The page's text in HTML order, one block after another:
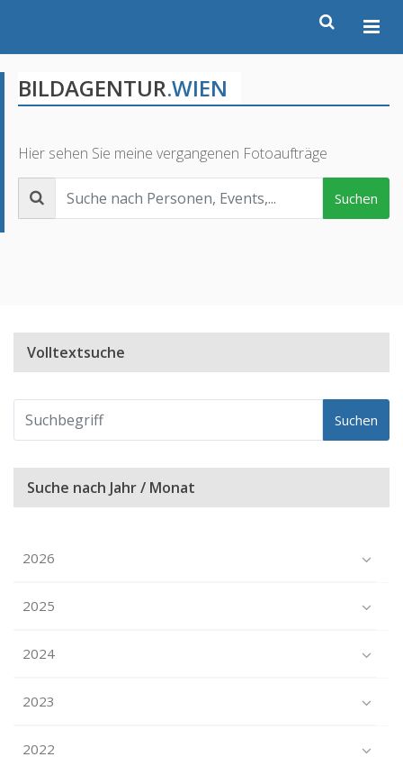
BILDAGENTUR.WIEN
Hier sehen Sie meine vergangenen Fotoaufträge
Suchen
Volltextsuche
Suchen
Suche nach Jahr / Monat
2026
2025
2024
2023
2022